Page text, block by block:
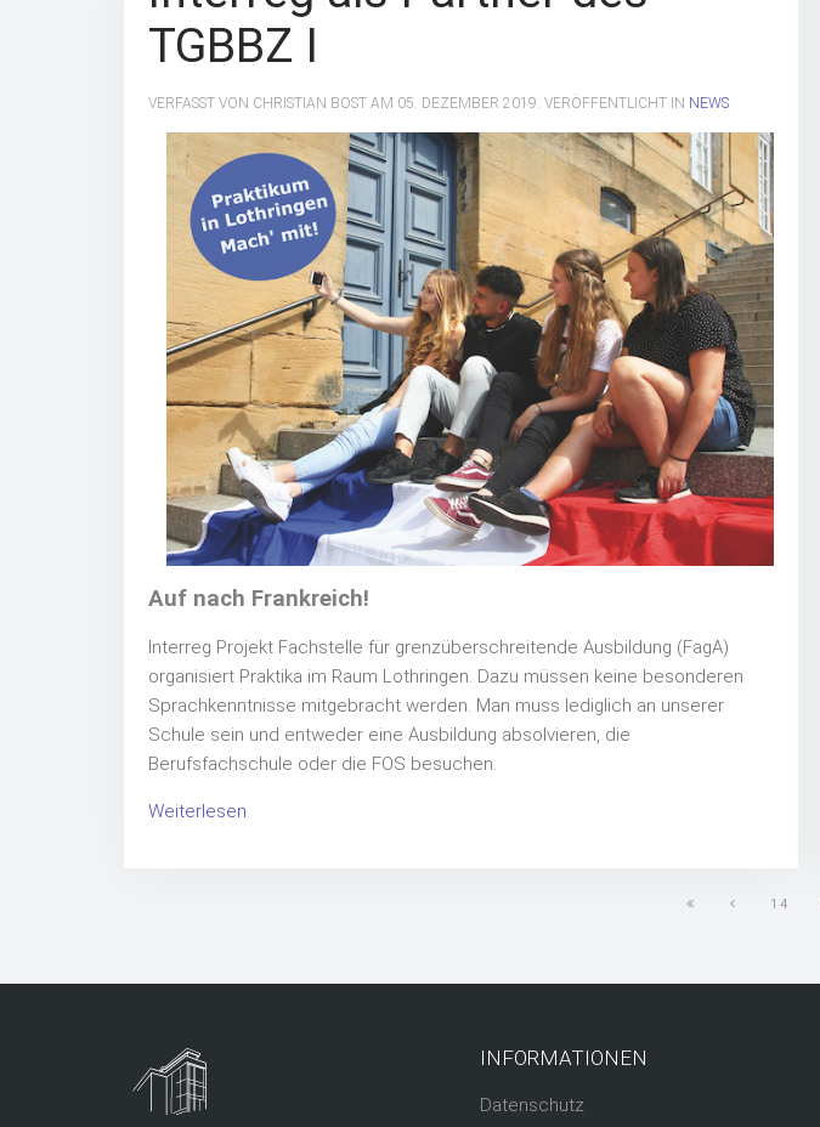
TGBBZ I
VERFASST VON CHRISTIAN BOST AM 05. DEZEMBER 2019. VERÖFFENTLICHT IN NEWS
Auf nach Frankreich!
Interreg Projekt Fachstelle für grenzüberschreitende Ausbildung (FagA)
organisiert Praktika im Raum Lothringen. Dazu müssen keine besonderen
Sprachkenntnisse mitgebracht werden. Man muss lediglich an unserer
Schule sein und entweder eine Ausbildung absolvieren, die
Berufsfachschule oder die FOS besuchen.
Weiterlesen
14
INFORMATIONEN
Datenschutz